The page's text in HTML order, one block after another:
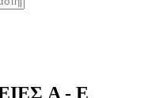
A - E